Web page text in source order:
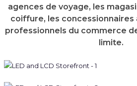
agences de voyage, les
coiffure, les
professionnels du commerce
limite.